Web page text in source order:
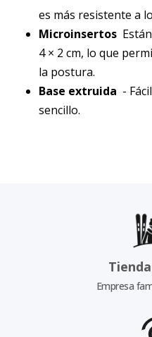
es más resistente a
Microinsertos
4 × 2 cm, lo que
la postura.
Base extruida -
sencillo.
Empresa